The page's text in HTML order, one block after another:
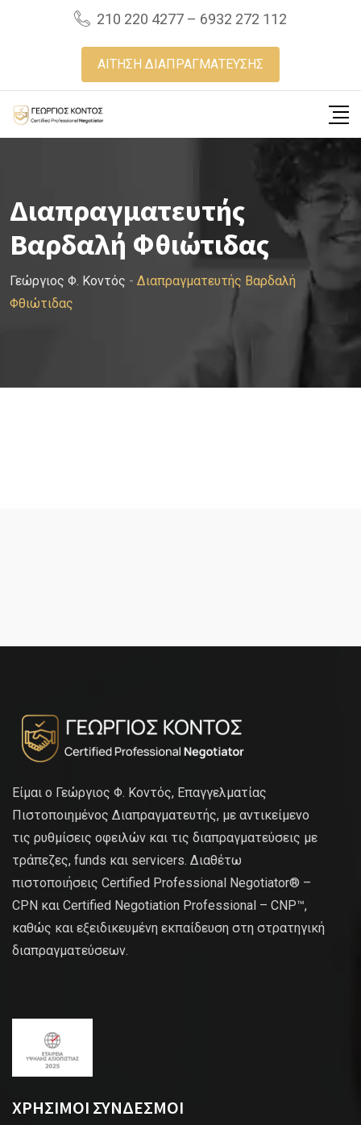
210 220 4277 – 6932 272 112
ΑΙΤΗΣΗ ΔΙΑΠΡΑΓΜΑΤΕΥΣΗΣ
Διαπραγματευτής
Βαρδαλή Φθιώτιδας
Γεώργιος Φ. Κοντός - Διαπραγματευτής Βαρδαλή
Φθιώτιδας
Είμαι ο Γεώργιος Φ. Κοντός, Επαγγελματίας
Πιστοποιημένος Διαπραγματευτής, με αντικείμενο
τις ρυθμίσεις οφειλών και τις διαπραγματεύσεις με
τράπεζες, funds και servicers. Διαθέτω
πιστοποιήσεις Certified Professional Negotiator® –
CPN και Certified Negotiation Professional – CNP™,
καθώς και εξειδικευμένη εκπαίδευση στη στρατηγική
διαπραγματεύσεων.
ΧΡΗΣΙΜΟΙ ΣΥΝΔΕΣΜΟΙ